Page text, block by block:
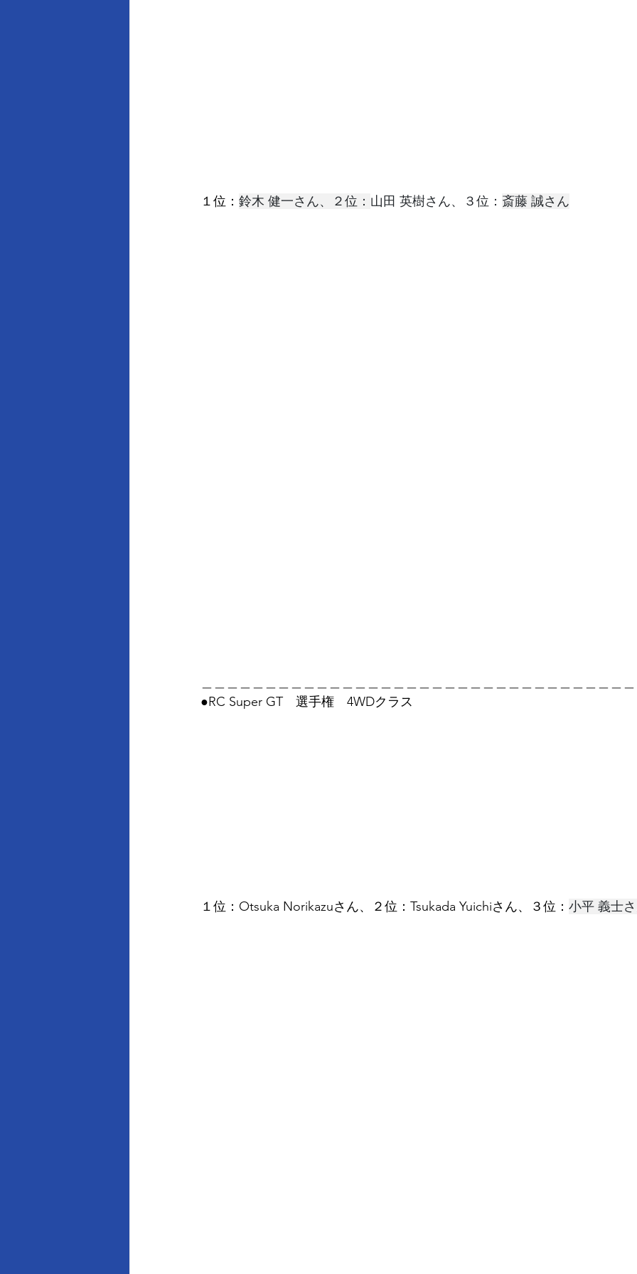
１位： 鈴木 健一さん、２位： 山田 英樹さん、３位： 斎藤 誠さん
●RC Super GT　選手権　4WDクラス
１位：Otsuka Norikazuさん、２位：Tsukada Yuichiさん、３位： 小平 義士